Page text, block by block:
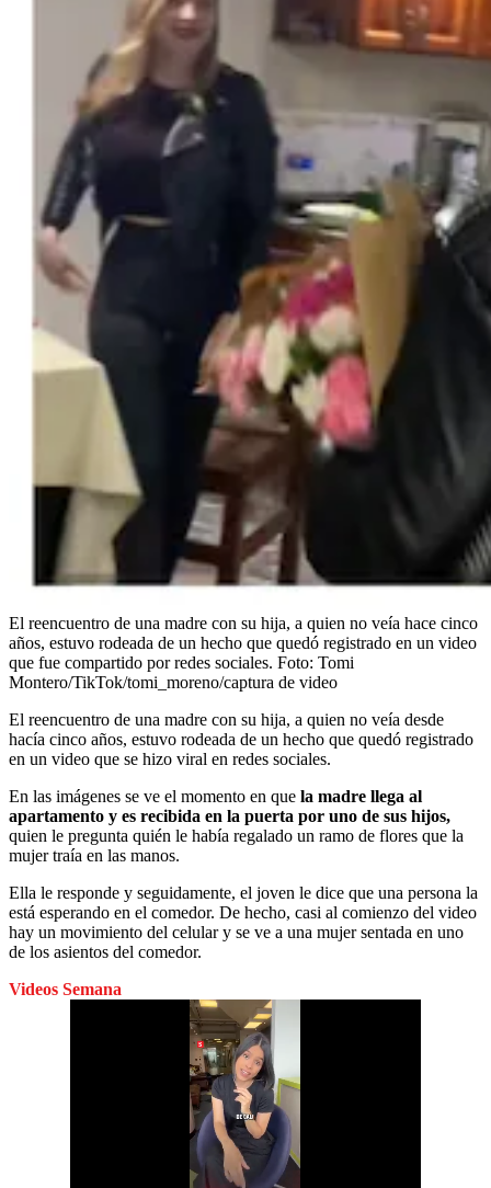
El reencuentro de una madre con su hija, a quien no veía hace cinco
años, estuvo rodeada de un hecho que quedó registrado en un video
que fue compartido por redes sociales. Foto: Tomi
Montero/TikTok/tomi_moreno/captura de video
El reencuentro de una madre con su hija, a quien no veía desde
hacía cinco años, estuvo rodeada de un hecho que quedó registrado
en un video que se hizo viral en redes sociales.
En las imágenes se ve el momento en que la madre llega al
apartamento y es recibida en la puerta por uno de sus hijos,
quien le pregunta quién le había regalado un ramo de flores que la
mujer traía en las manos.
Ella le responde y seguidamente, el joven le dice que una persona la
está esperando en el comedor. De hecho, casi al comienzo del video
hay un movimiento del celular y se ve a una mujer sentada en uno
de los asientos del comedor.
Videos Semana